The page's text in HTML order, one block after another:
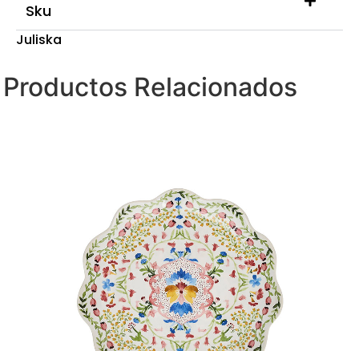
Sku
Juliska
Productos Relacionados